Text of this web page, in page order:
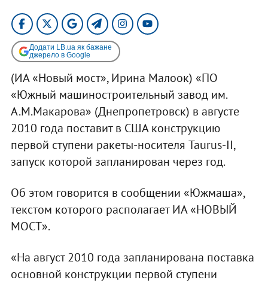
Додати LB.ua як бажане
джерело в Google
(ИА «Новый мост», Ирина Малоок) «ПО
«Южный машиностроительный завод им.
А.М.Макарова» (Днепропетровск) в августе
2010 года поставит в США конструкцию
первой ступени ракеты-носителя Taurus-II,
запуск которой запланирован через год.
Об этом говорится в сообщении «Южмаша»,
текстом которого располагает ИА «НОВЫЙ
МОСТ».
«На август 2010 года запланирована поставка
основной конструкции первой ступени